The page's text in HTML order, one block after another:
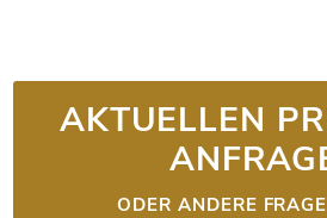
AKTUELLEN
ODER ANDERE